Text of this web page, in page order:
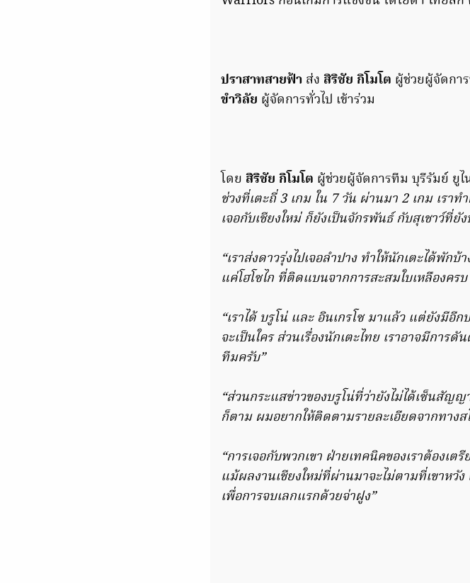
ปราสาทสายฟ้า ส่ง สิริชัย กิโมโต ผู้ช่วยผู้จัดกา
ขำวิลัย ผู้จัดการทั่วไป เข้าร่วม
โดย สิริชัย กิโมโต ผู้ช่วยผู้จัดการทีม บุรีรัมย์ ยูไ
ช่วงที่เตะถี่ 3 เกม ใน 7 วัน ผ่านมา 2 เกม เรา
เจอกับเชียงใหม่ ก็ยังเป็นจักรพันธ์ กับสุเชาว์ที่
“เราส่งดาวรุ่งไปเจอลำปาง ทำให้นักเตะได้พัก
แค่โฮโซไก ที่ติดแบนจากการสะสมใบเหลืองครบ
“เราได้ บรูโน่ และ อินเกรโซ มาแล้ว แต่ยังมีอี
จะเป็นใคร ส่วนเรื่องนักเตะไทย เราอาจมีการ
ทีมครับ”
“ส่วนกระแสข่าวของบรูโน่ที่ว่ายังไม่ได้เซ็นสัญ
ก็ตาม ผมอยากให้ติดตามรายละเอียดจากทางส
“การเจอกับพวกเขา ฝ่ายเทคนิคของเราต้องเ
แม้ผลงานเชียงใหม่ที่ผ่านมาจะไม่ตามที่เขาหวั
เพื่อการจบเลกแรกด้วยจ่าฝูง”